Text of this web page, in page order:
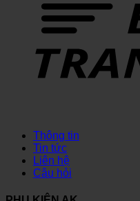
Thông tin
Tin tức
Liên hệ
Câu hỏi